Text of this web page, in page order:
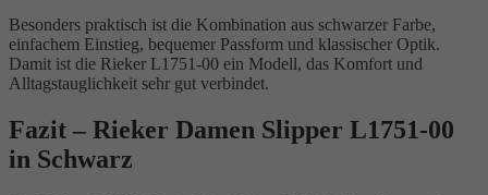
Besonders praktisch ist die Kombination aus schwarzer Farbe,
einfachem Einstieg, bequemer Passform und klassischer Optik.
Damit ist die Rieker L1751-00 ein Modell, das Komfort und
Alltagstauglichkeit sehr gut verbindet.
Fazit – Rieker Damen Slipper L1751-00
in Schwarz